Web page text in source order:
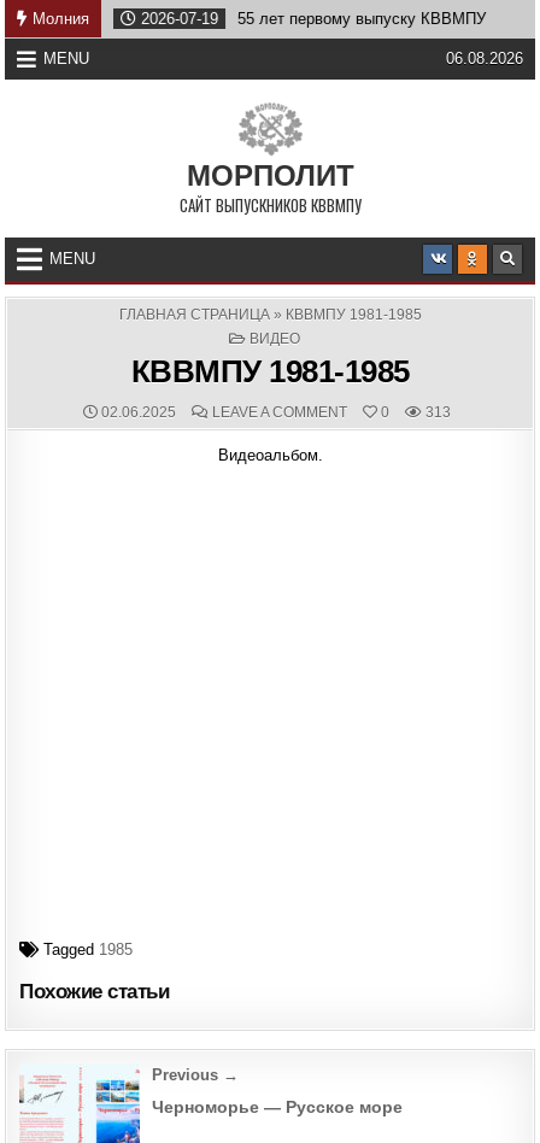
Skip
to
content
Молния 2026-07-19 55 лет первому выпуску КВВМПУ
MENU 06.08.2026
МОРПОЛИТ
САЙТ ВЫПУСКНИКОВ КВВМПУ
MENU
ГЛАВНАЯ СТРАНИЦА» КВВМПУ 1981-1985
POSTED
ВИДЕО
КВВМПУ 1981-1985
PUBLISHED
DATE:
02.06.2025 COMMENTS:
LEAVE A COMMENTON
КВВМПУ
0 313
Видеоальбом.
Tagged 1985
Похожие статьи
Post
navigation
Previous →
Черноморье — Русское море